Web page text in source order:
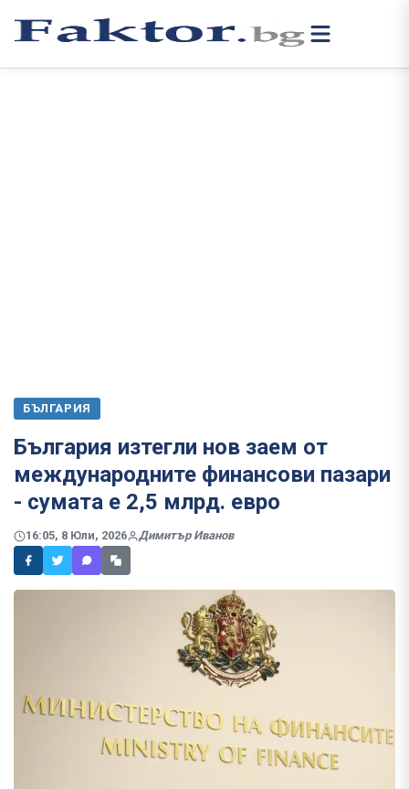
БЪЛГАРИЯ
България изтегли нов заем от
международните финансови пазари
- сумата е 2,5 млрд. евро
16:05, 8 Юли, 2026 Димитър Иванов